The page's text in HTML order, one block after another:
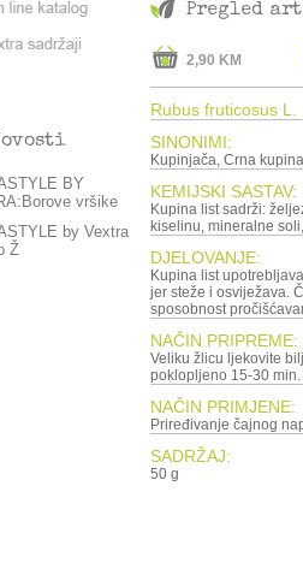
BY
vršike
by Vextra
Ž
Pregled
2,90 KM
Rubus fruticosus
SINONIMI:
Kupinjača, Crna
KEMIJSKI SASTAV:
Kupina list sadrži:
kiselinu, mineralne
DJELOVANJE:
Kupina list
jer steže i osviježava.
sposobnost
NAČIN PRIPREME:
Veliku žlicu ljekovite
poklopljeno 15-30
NAČIN PRIMJENE:
Priređivanje čajnog
SADRŽAJ:
50 g